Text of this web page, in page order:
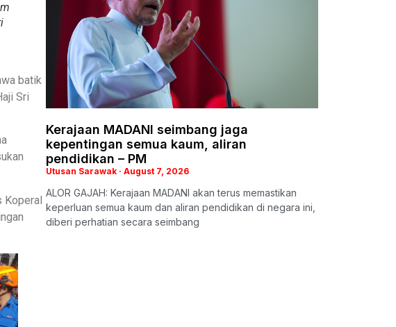
batik
Sri
Koperal
Kerajaan MADANI seimbang jaga
kepentingan semua kaum, aliran
pendidikan – PM
Utusan Sarawak August 7, 2026
ALOR GAJAH: Kerajaan MADANI akan terus memastikan
keperluan semua kaum dan aliran pendidikan di negara ini,
diberi perhatian secara seimbang